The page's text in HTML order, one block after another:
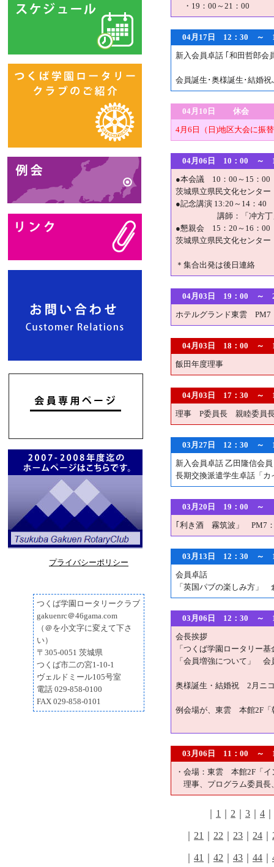
プライバシーポリシー
つくば学園ロータリークラブ
gakuenrc＠46gama.com
（＠を小文字に変えて下さ
い）
〒305-0051 茨城県
つくば市二の宮1-10-1
ヴェルドミール105号室
電話 029-858-0100
FAX 029-858-0101
・19：00～21：00
04月17日 12：30
新入会員卓話 ｢和田哲郎会
会員誕生･奥様誕生･結婚
04月10日 休会
4月6日（日)地区大会に振
04月06日 10：00
●本会議 10：00～15：00
茨城県立県民文化センタ
●記念講演 13:20～14：40
講師：「冲方丁
●懇親会 15：20～16：00
茨城県立県民文化センタ
＊集合出発は後日連絡
04月03日 19：00 ～
ホテルグランド東雲 PM7
04月03日 18：00 ～
飯田年度理事
04月03日 17：30 ～
理事 P委員長 親睦委員
03月27日 12：30 ～
新入会員卓話 乙田隆信会員
長期交換派遣学生卓話「
03月20日 19：00 ～
｢利き酒 霧筑波」 PM7
03月13日 12：30
会員卓話
「英国パブの楽しみ方」
03月06日 12：30 ～
会長挨拶
「つくば学園ロータリー
「会員増強について」 会
奥様誕生・結婚祝 2月ニ
例会場が、東雲 本館2F「
03月06日 11：00 ～
・会場：東雲 本館2F「イ
理事、プログラム委員長
1 2 3 4
21 22 23 24
41 42 43 44